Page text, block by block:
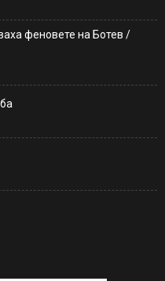
феновете на Ботев /